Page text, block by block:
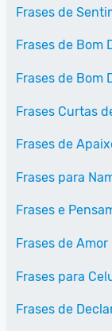
Frases de
Frases de Bom
Frases de Bom
Frases Curtas
Frases de
Frases para
Frases e
Frases de
Frases para
Frases de